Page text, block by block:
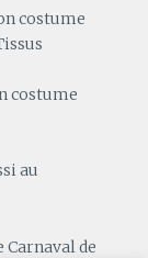
costume
costume
au
Carnaval de